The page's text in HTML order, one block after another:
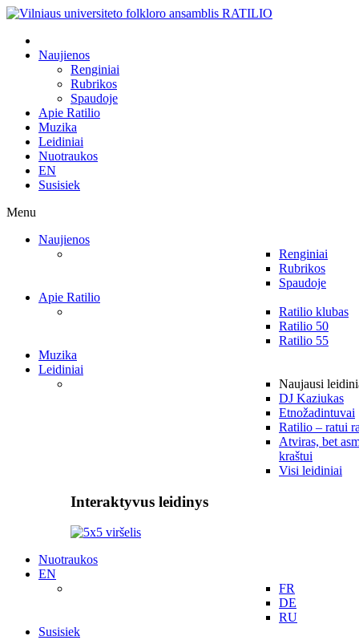
Naujienos
Renginiai
Rubrikos
Spaudoje
Apie Ratilio
Muzika
Leidiniai
Nuotraukos
EN
Susisiek
Menu
Naujienos
Renginiai
Rubrikos
Spaudoje
Apie Ratilio
Ratilio klubas
Ratilio 50
Ratilio 55
Muzika
Leidiniai
Naujausi
DJ Kaziukas
Etnožadintuvai
Ratilio – ratui
Atviras, bet
kraštui
Visi leidiniai
Interaktyvus leidinys
Nuotraukos
EN
FR
DE
RU
Susisiek